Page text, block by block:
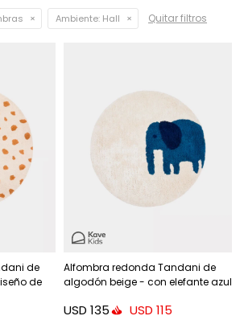
Ambiente: Hall Quitar filtros
de
de
Alfombra redonda Tandani de
algodón beige - con elefante azul
USD 135 USD 115